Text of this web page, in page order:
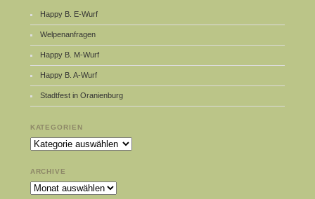
Happy B. E-Wurf
Welpenanfragen
Happy B. M-Wurf
Happy B. A-Wurf
Stadtfest in Oranienburg
KATEGORIEN
Kategorien
ARCHIVE
Archive